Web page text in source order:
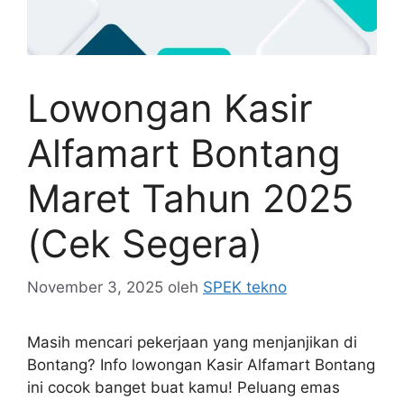
Lowongan Kasir
Alfamart Bontang
Maret Tahun 2025
(Cek Segera)
November 3, 2025 oleh SPEK tekno
Masih mencari pekerjaan yang menjanjikan di
Bontang? Info lowongan Kasir Alfamart Bontang
ini cocok banget buat kamu! Peluang emas